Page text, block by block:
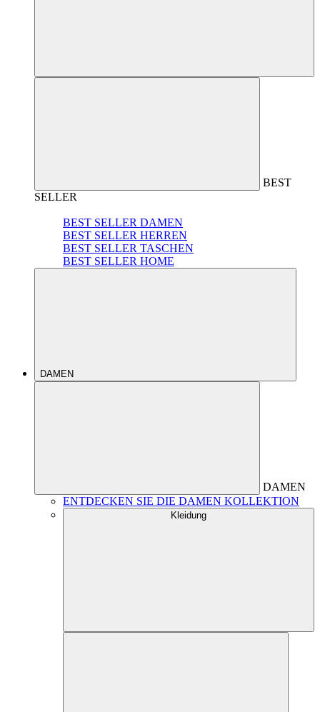
BEST
SELLER
BEST SELLER DAMEN
BEST SELLER HERREN
BEST SELLER TASCHEN
BEST SELLER HOME
DAMEN
DAMEN
ENTDECKEN SIE DIE DAMEN KOLLEKTION
Kleidung